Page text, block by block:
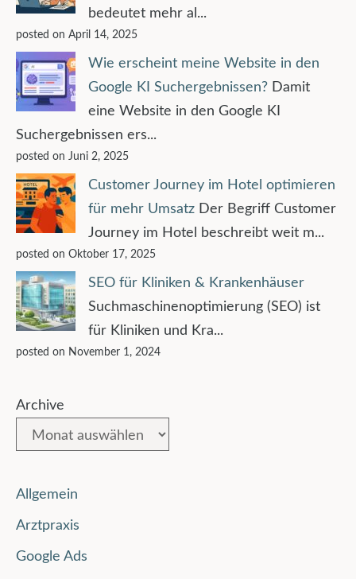
bedeutet mehr al...
posted on April 14, 2025
Wie erscheint meine Website in den
Google KI Suchergebnissen? Damit
eine Website in den Google KI
Suchergebnissen ers...
posted on Juni 2, 2025
Customer Journey im Hotel optimieren
für mehr Umsatz Der Begriff Customer
Journey im Hotel beschreibt weit m...
posted on Oktober 17, 2025
SEO für Kliniken & Krankenhäuser
Suchmaschinenoptimierung (SEO) ist
für Kliniken und Kra...
posted on November 1, 2024
Archive
Allgemein
Arztpraxis
Google Ads